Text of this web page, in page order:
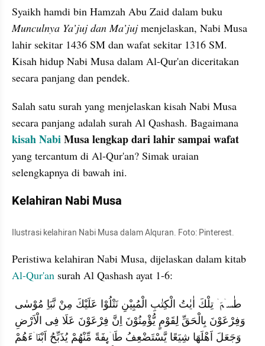
Munculnya Ya’juj dan Ma’juj menjelaskan, Nabi Musa
lahir sekitar 1436 SM dan wafat sekitar 1316 SM.
Kisah hidup Nabi Musa dalam Al-Qur'an diceritakan
secara panjang dan pendek.
Salah satu surah yang menjelaskan kisah Nabi Musa
kisah Nabi
yang tercantum di Al-Qur'an? Simak uraian
selengkapnya di bawah ini.
Kelahiran Nabi Musa
Ilustrasi kelahiran Nabi Musa dalam Alquran. Foto: Pinterest.
Al-Qur'an surah Al Qashash ayat 1-6: